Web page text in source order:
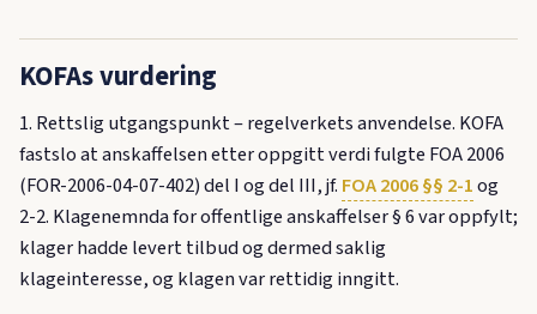
KOFAs vurdering
1. Rettslig utgangspunkt – regelverkets anvendelse. KOFA
fastslo at anskaffelsen etter oppgitt verdi fulgte FOA 2006
(FOR-2006-04-07-402) del I og del III, jf. FOA 2006 §§ 2-1og
2-2. Klagenemnda for offentlige anskaffelser § 6 var oppfylt;
klager hadde levert tilbud og dermed saklig
klageinteresse, og klagen var rettidig inngitt.